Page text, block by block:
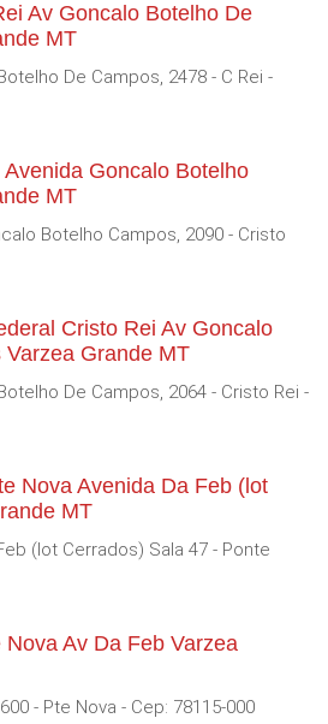
Av Goncalo Botelho De
MT
De Campos, 2478 - C Rei -
Goncalo Botelho
MT
Botelho Campos, 2090 - Cristo
Cristo Rei Av Goncalo
Grande MT
De Campos, 2064 - Cristo Rei -
Nova Avenida Da Feb (lot
MT
(lot Cerrados) Sala 47 - Ponte
Av Da Feb Varzea
- Pte Nova - Cep: 78115-000